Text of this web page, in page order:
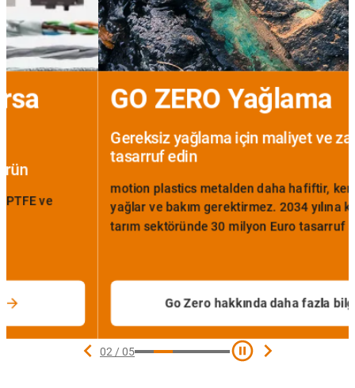
GO ZERO Yağlama
Gereksiz yağlama için maliyet ve zamandan
motion plastics metalden daha hafiftir, kendi kendini
yağlar ve bakım gerektirmez. 2034 yılına kadar sadece
tarım sektöründe 30 milyon Euro tasarruf sağlanabilir
Go Zero hakkında daha fazla bilgi
02 /05